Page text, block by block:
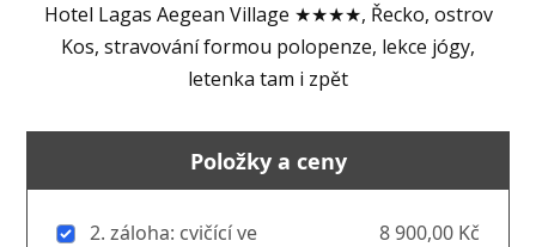
Hotel Lagas Aegean Village ★★★★, Řecko, ostrov
Kos, stravování formou polopenze, lekce jógy,
letenka tam i zpět
Položky a ceny
2. záloha: cvičící ve
8 900,00 Kč